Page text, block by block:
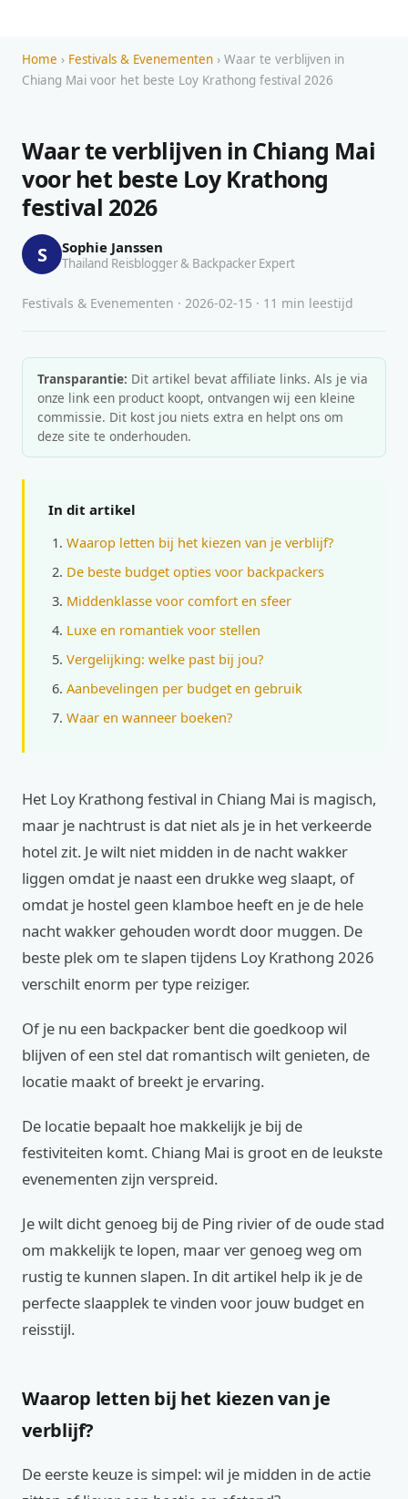
Home › Festivals & Evenementen › Waar te verblijven in
Chiang Mai voor het beste Loy Krathong festival 2026
Waar te verblijven in Chiang Mai
voor het beste Loy Krathong
festival 2026
S Sophie Janssen
Thailand Reisblogger & Backpacker Expert
Festivals & Evenementen · 2026-02-15 · 11 min leestijd
Transparantie: Dit artikel bevat affiliate links. Als je via
onze link een product koopt, ontvangen wij een kleine
commissie. Dit kost jou niets extra en helpt ons om
deze site te onderhouden.
In dit artikel
Waarop letten bij het kiezen van je verblijf?
De beste budget opties voor backpackers
Middenklasse voor comfort en sfeer
Luxe en romantiek voor stellen
Vergelijking: welke past bij jou?
Aanbevelingen per budget en gebruik
Waar en wanneer boeken?
Het Loy Krathong festival in Chiang Mai is magisch,
maar je nachtrust is dat niet als je in het verkeerde
hotel zit. Je wilt niet midden in de nacht wakker
liggen omdat je naast een drukke weg slaapt, of
omdat je hostel geen klamboe heeft en je de hele
nacht wakker gehouden wordt door muggen. De
beste plek om te slapen tijdens Loy Krathong 2026
verschilt enorm per type reiziger.
Of je nu een backpacker bent die goedkoop wil
blijven of een stel dat romantisch wilt genieten, de
locatie maakt of breekt je ervaring.
De locatie bepaalt hoe makkelijk je bij de
festiviteiten komt. Chiang Mai is groot en de leukste
evenementen zijn verspreid.
Je wilt dicht genoeg bij de Ping rivier of de oude stad
om makkelijk te lopen, maar ver genoeg weg om
rustig te kunnen slapen. In dit artikel help ik je de
perfecte slaapplek te vinden voor jouw budget en
reisstijl.
Waarop letten bij het kiezen van je
verblijf?
De eerste keuze is simpel: wil je midden in de actie